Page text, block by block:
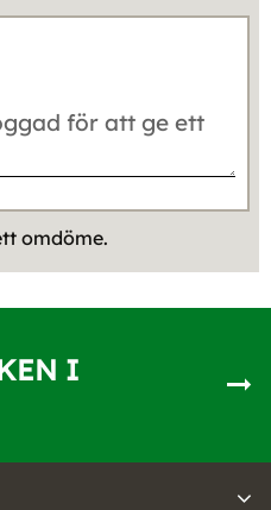
omdöme.
I